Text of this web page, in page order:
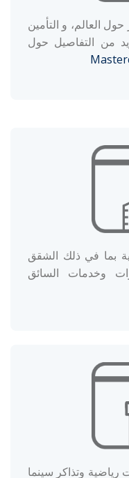
مطار حول العالم، و التأمين
من التفاصيل حول
بما في ذلك الشقق
وخدمات السائق
وتذاكر سينما